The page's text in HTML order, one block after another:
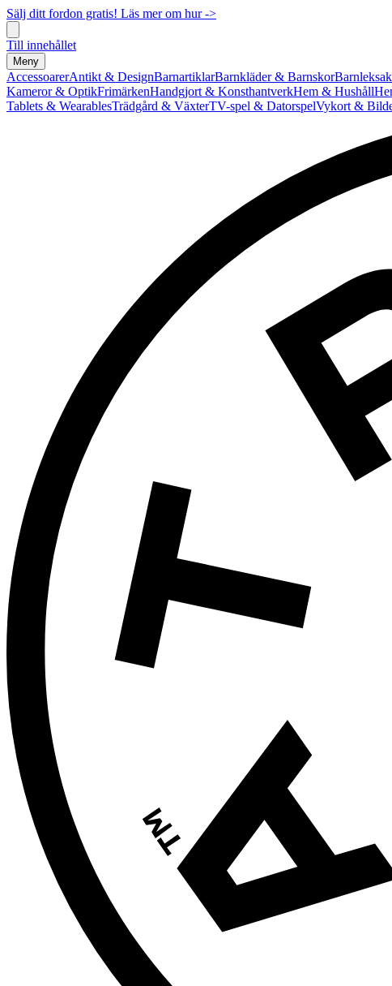
Sälj ditt fordon gratis! Läs mer om hur ->
Till innehållet
Meny
AccessoarerAntikt & DesignBarnartiklarBarnkläder & Barnskor
Kameror & OptikFrimärkenHandgjort & KonsthantverkHem & Hushåll
Tablets & WearablesTrädgård & VäxterTV-spel & DatorspelVykort &